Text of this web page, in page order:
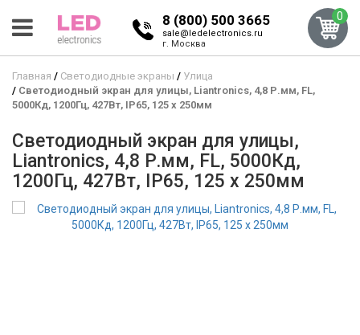
8 (800) 500 3665
sale@ledelectronics.ru
г. Москва
0
Главная Светодиодные экраны
Улица
Светодиодный экран для улицы, Liantronics, 4,8 Р.мм, FL,
5000Кд, 1200Гц, 427Вт, IP65, 125 x 250мм
Светодиодный экран для улицы,
Liantronics, 4,8 Р.мм, FL, 5000Кд,
1200Гц, 427Вт, IP65, 125 x 250мм